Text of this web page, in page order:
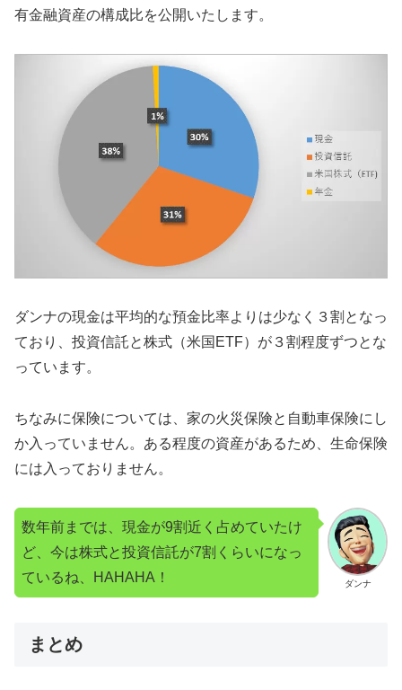
有金融資産の構成比を公開いたします。
ダンナの現金は平均的な預金比率よりは少なく３割となっ
ており、投資信託と株式（米国ETF）が３割程度ずつとな
っています。
ちなみに保険については、家の火災保険と自動車保険にし
か入っていません。ある程度の資産があるため、生命保険
には入っておりません。
ダンナ
数年前までは、現金が9割近く占めていたけ
ど、今は株式と投資信託が7割くらいになっ
ているね、HAHAHA！
まとめ